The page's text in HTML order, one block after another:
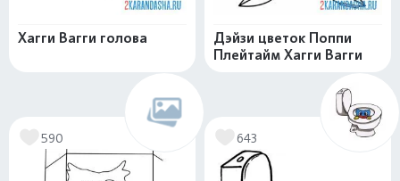
Хагги Вагги голова
Дэйзи цветок Поппи
Плейтайм Хагги Вагги
590 643